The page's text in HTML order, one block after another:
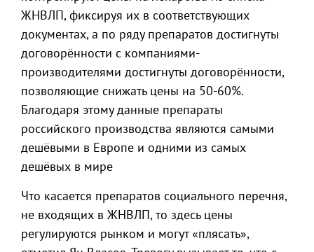
ЖНВЛП, фиксируя их в соответствующих
документах, а по ряду препаратов достигнуты
договорённости с компаниями-
производителями достигнуты договорённости,
позволяющие снижать цены на 50-60%.
Благодаря этому данные препараты
российского производства являются самыми
дешёвыми в Европе и одними из самых
дешёвых в мире
Что касается препаратов социального перечня,
не входящих в ЖНВЛП, то здесь цены
регулируются рынком и могут «плясать»,